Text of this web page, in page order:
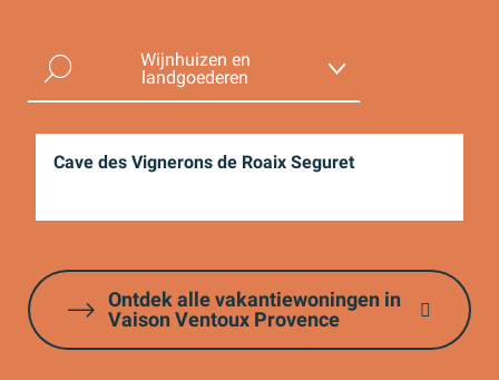
Wijnhuizen en
landgoederen
Oeno Evenementen
Cave des Vignerons de Roaix Seguret
Ontdek alle vakantiewoningen in
Vaison Ventoux Provence